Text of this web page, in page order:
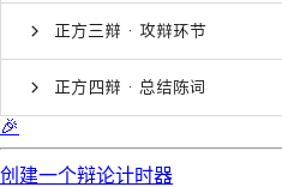
正方三辩 · 攻辩环节
正方四辩 · 总结陈词
🎉
创建一个辩论计时器